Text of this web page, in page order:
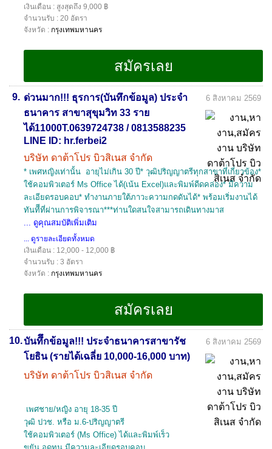
เงินเดือน : สูงสุดถึง 9,000 ฿
จำนวนรับ : 20 อัตรา
จังหวัด : กรุงเทพมหานคร
9. ด่วนมาก!!! ธุรการ(บันทึกข้อมูล) ประจำ
ธนาคาร สาขาสุขุมวิท 33 ราย
ได้11000T.0639724738 / 0813588235
LINE ID: hr.ferbei2
บริษัท ดาต้าโปร บิวสิเนส จำกัด
6 สิงหาคม 2569
* เพศหญิงเท่านั้น อายุไม่เกิน 30 ปี* วุฒิปริญญาตรีทุกสาขาที่่เกี่ยวข้อง*
ใช้คอมพิวเตอร์ Ms Office ได้(เน้น Excel)และพิมพ์ดีดคล่อง* มีความ
ละเอียดรอบคอบ* ทำงานภายใต้ภาวะความกดดันได้* พร้อมเริ่มงานได้
ทันทีีที่ผ่านการพิจารณา***ท่านใดสนใจสามารถเดินทางมาส
... ดูคุณสมบัติเพิ่มเติม
... ดูรายละเอียดทั้งหมด
เงินเดือน : 12,000 - 12,000 ฿
จำนวนรับ : 3 อัตรา
จังหวัด : กรุงเทพมหานคร
10.บันทึึกข้อมูล!!! ประจำธนาคารสาขารัช
โยธิน (รายได้เฉลี่ย 10,000-16,000 บาท)
บริษัท ดาต้าโปร บิวสิเนส จำกัด
6 สิงหาคม 2569
เพศชาย/หญิง อายุ 18-35 ปี
วุฒิ ปวช. หรือ ม.6-ปริญญาตรี
ใช้คอมพิวเตอร์ (Ms Office) ได้และพิมพ์เร็ว